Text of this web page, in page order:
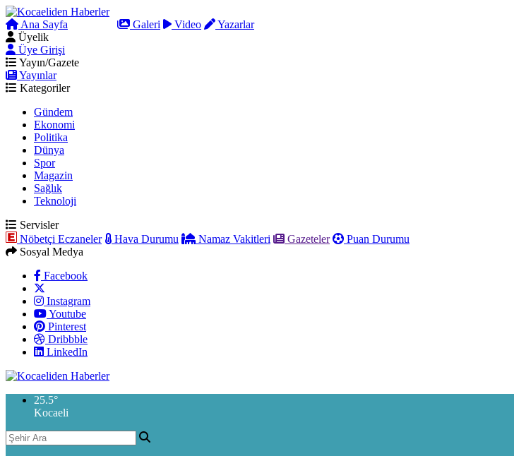
Ana Sayfa Galeri Video
Yazarlar
Üyelik
Üye Girişi
Yayın/Gazete
Yayınlar
Kategoriler
Gündem
Ekonomi
Politika
Dünya
Spor
Magazin
Sağlık
Teknoloji
Servisler
Nöbetçi Eczaneler
Hava Durumu Namaz Vakitleri Gazeteler
Puan Durumu
Sosyal Medya
Facebook
Instagram
Youtube
Pinterest
Dribbble
LinkedIn
25.5°
Kocaeli